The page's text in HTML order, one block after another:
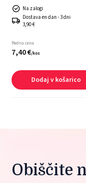
Na zalogi
Dostava en dan - 3 dni
3,90 €
Redna cena
7,40€/kos
Dodaj v košarico
Obiščite